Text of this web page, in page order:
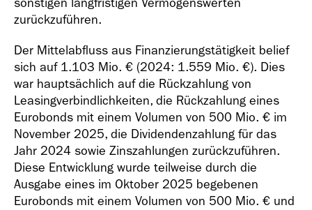
sonstigen langfristigen Vermögenswerten
zurückzuführen.
Der Mittelabfluss aus Finanzierungstätigkeit belief
sich auf 1.103 Mio. € (2024: 1.559 Mio. €). Dies
war hauptsächlich auf die Rückzahlung von
Leasingverbindlichkeiten, die Rückzahlung eines
Eurobonds mit einem Volumen von 500 Mio. € im
November 2025, die Dividendenzahlung für das
Jahr 2024 sowie Zinszahlungen zurückzuführen.
Diese Entwicklung wurde teilweise durch die
Ausgabe eines im Oktober 2025 begebenen
Eurobonds mit einem Volumen von 500 Mio. € und